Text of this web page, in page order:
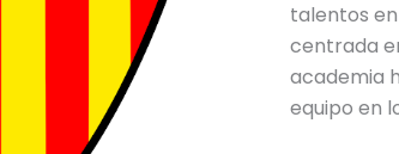
talentos
centrada
academia
equipo en